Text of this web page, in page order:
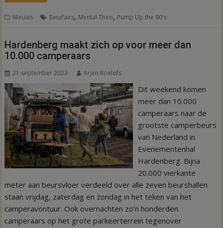
Nieuws Easyfairs, Mental Theo, Pump Up the 90's
Hardenberg maakt zich op voor meer dan
10.000 camperaars
21 september 2023 Arjen Roelofs
Dit weekend komen
meer dan 10.000
camperaars naar de
grootste camperbeurs
van Nederland in
Evenementenhal
Hardenberg. Bijna
20.000 vierkante
meter aan beursvloer verdeeld over alle zeven beurshallen
staan vrijdag, zaterdag en zondag in het teken van het
camperavontuur. Ook overnachten zo’n honderden
camperaars op het grote parkeerterrein tegenover